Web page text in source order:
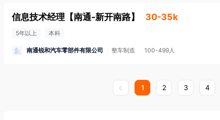
信息技术经理 【南通-新开南路】 30-35k
5年以上 本科
南通锐和汽车零部件有限公司 整车制造 100-499人
1 2 3 4